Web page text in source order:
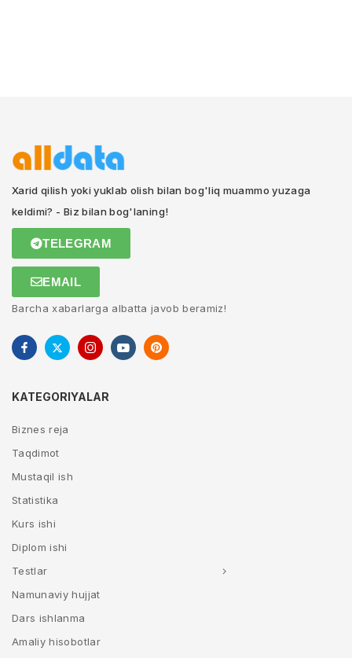
Xarid qilish yoki yuklab olish bilan bog'liq muammo yuzaga
keldimi? - Biz bilan bog'laning!
TELEGRAM
EMAIL
Barcha xabarlarga albatta javob beramiz!
KATEGORIYALAR
Biznes reja
Taqdimot
Mustaqil ish
Statistika
Kurs ishi
Diplom ishi
Testlar
Namunaviy hujjat
Dars ishlanma
Amaliy hisobotlar